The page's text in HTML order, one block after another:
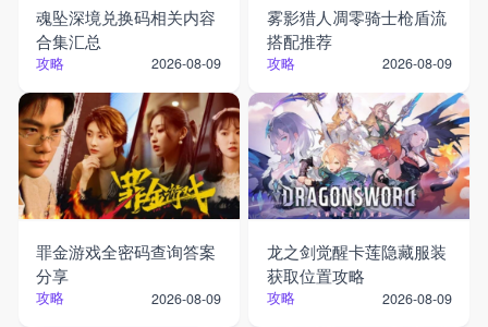
魂坠深境兑换码相关内容
合集汇总
攻略 2026-08-09
雾影猎人凋零骑士枪盾流
搭配推荐
攻略 2026-08-09
罪金游戏全密码查询答案
分享
攻略 2026-08-09
龙之剑觉醒卡莲隐藏服装
获取位置攻略
攻略 2026-08-09